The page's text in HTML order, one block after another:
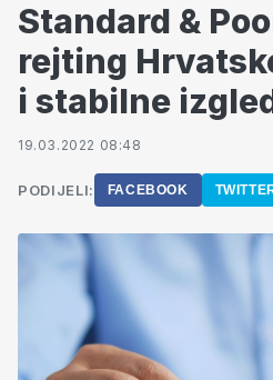
Standard &
rejting
i stabilne
19.03.2022 08:48
PODIJELI: FACEBOOK